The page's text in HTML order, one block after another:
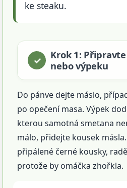
ke steaku.
Krok 1:
nebo výpeku
Do pánve dejte máslo,
po opečení masa. Výpek
kterou samotná smetana
málo, přidejte kousek
připálené černé kousky,
protože by omáčka zhořkla.